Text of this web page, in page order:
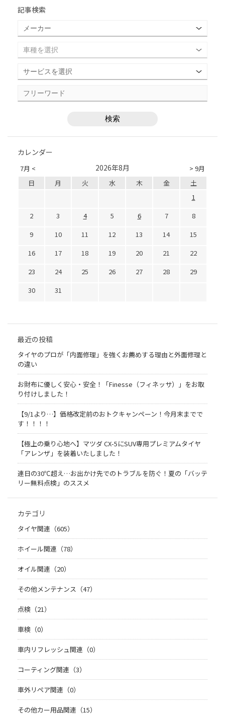
記事検索
カレンダー
7月 < > 9月
2026年8月
日 月 火 水 木 金
土
1
2
3 4 5 6 7
8
9
10 11 12 13 14
15
16
17 18 19 20 21
22
23
24 25 26 27 28
29
30
31
最近の投稿
タイヤのプロが「内面修理」を強くお薦めする理由と外面修理と
の違い
お財布に優しく安心・安全！「Finesse（フィネッサ）」をお取
り付けしました！
【9/1より…】価格改定前のおトクキャンペーン！今月末までで
す！！！！
【極上の乗り心地へ】マツダ CX-5にSUV専用プレミアムタイヤ
「アレンザ」を装着いたしました！
連日の30℃超え…お出かけ先でのトラブルを防ぐ！夏の「バッテ
リー無料点検」のススメ
カテゴリ
タイヤ関連（605）
ホイール関連（78）
オイル関連（20）
その他メンテナンス（47）
点検（21）
車検（0）
車内リフレッシュ関連（0）
コーティング関連（3）
車外リペア関連（0）
その他カー用品関連（15）